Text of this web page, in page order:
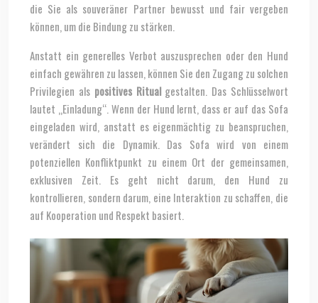
die Sie als souveräner Partner bewusst und fair vergeben
können, um die Bindung zu stärken.
Anstatt ein generelles Verbot auszusprechen oder den Hund
einfach gewähren zu lassen, können Sie den Zugang zu solchen
Privilegien als positives Ritualgestalten. Das Schlüsselwort
lautet „Einladung“. Wenn der Hund lernt, dass er auf das Sofa
eingeladen wird, anstatt es eigenmächtig zu beanspruchen,
verändert sich die Dynamik. Das Sofa wird von einem
potenziellen Konfliktpunkt zu einem Ort der gemeinsamen,
exklusiven Zeit. Es geht nicht darum, den Hund zu
kontrollieren, sondern darum, eine Interaktion zu schaffen, die
auf Kooperation und Respekt basiert.